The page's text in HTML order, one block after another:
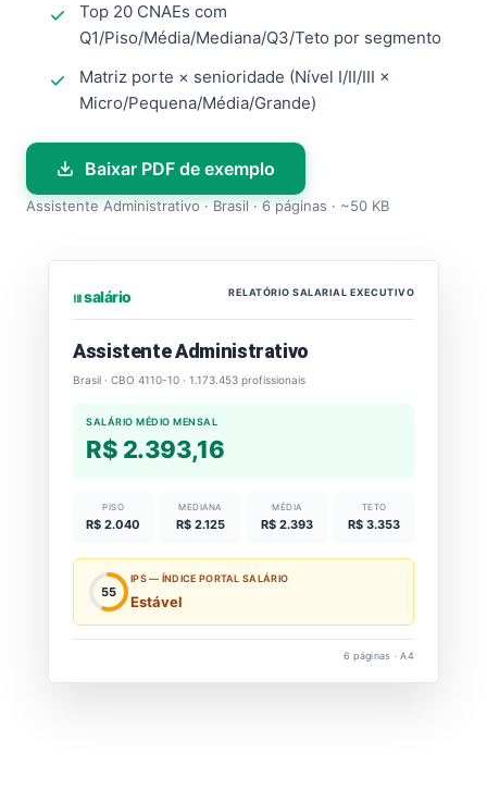
Top 20 CNAEs com
Q1/Piso/Média/Mediana/Q3/Teto por segmento
Matriz porte × senioridade (Nível I/II/III ×
Micro/Pequena/Média/Grande)
Baixar PDF de exemplo
Assistente Administrativo · Brasil · 6 páginas · ~50 KB
⏐⏐⏐ salário RELATÓRIO SALARIAL EXECUTIVO
Assistente Administrativo
Brasil · CBO 4110-10 · 1.173.453 profissionais
SALÁRIO MÉDIO MENSAL
R$ 2.393,16
PISO
R$ 2.040
MEDIANA
R$ 2.125
MÉDIA
R$ 2.393
TETO
R$ 3.353
55
IPS — ÍNDICE PORTAL SALÁRIO
Estável
6 páginas · A4